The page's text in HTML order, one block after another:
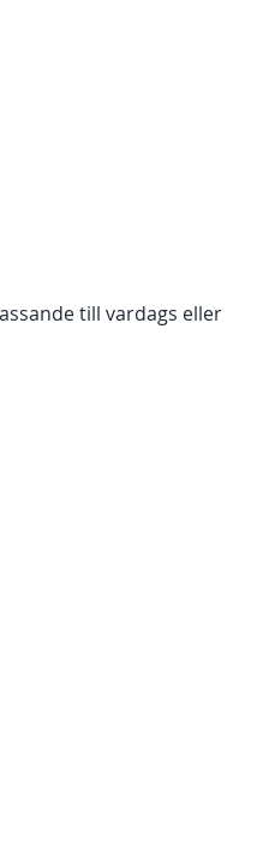
till vardags eller